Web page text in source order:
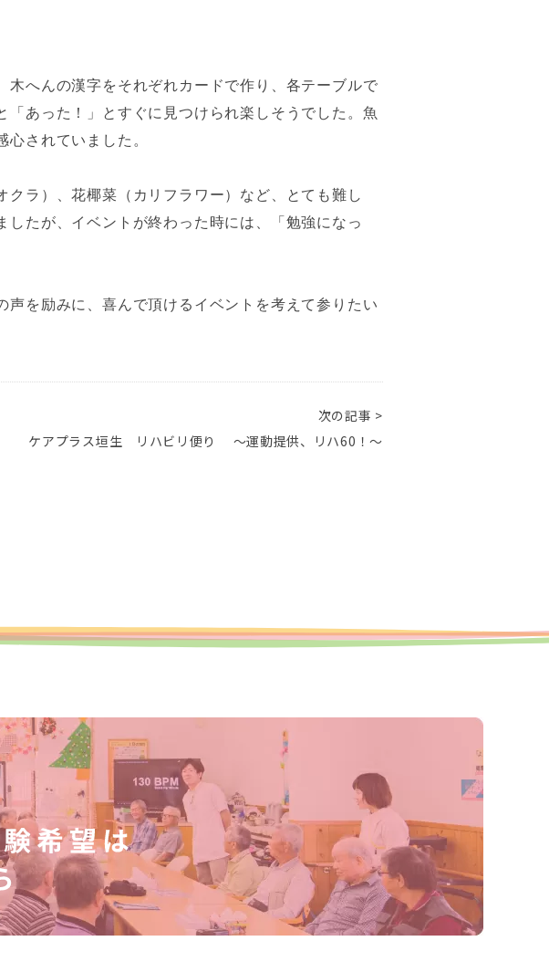
へんの漢字をそれぞれカードで作り、各テーブルで
あった！」とすぐに見つけられ楽しそうでした。魚
されていました。
ラ）、花椰菜（カリフラワー）など、とても難し
たが、イベントが終わった時には、「勉強になっ
を励みに、喜んで頂けるイベントを考えて参りたい
次の記事 >
ケアプラス垣生 リハビリ便り ～運動提供、リハ60！～